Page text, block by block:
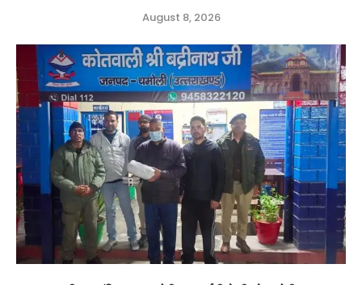
August 8, 2026